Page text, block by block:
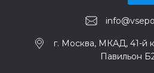
г. Москва, МКАД, 41-й
Павильон